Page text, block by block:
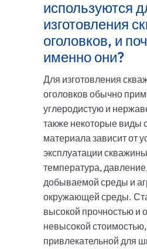
используются
изготовления
оголовков, и
именно они?
Для изготовления
оголовков обычно
углеродистую и
также некоторые виды
материала зависит от
эксплуатации
температура,
добываемой среды и
окружающей среды.
высокой прочностью и
невысокой стоимостью,
привлекательной для